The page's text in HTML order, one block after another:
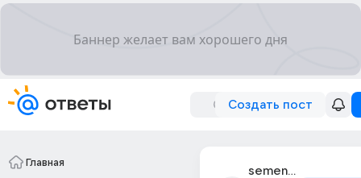
Создать пост
Главная
semen_sitnikov_11